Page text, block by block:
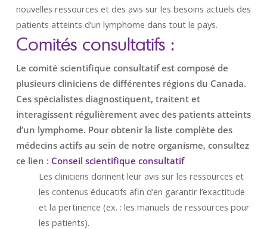
nouvelles ressources et des avis sur les besoins actuels des
patients atteints d’un lymphome dans tout le pays.
Comités consultatifs :
Le comité scientifique consultatif est composé de
plusieurs cliniciens de différentes régions du Canada.
Ces spécialistes diagnostiquent, traitent et
interagissent régulièrement avec des patients atteints
d’un lymphome. Pour obtenir la liste complète des
médecins actifs au sein de notre organisme, consultez
ce lien : Conseil scientifique consultatif
Les cliniciens donnent leur avis sur les ressources et
les contenus éducatifs afin d’en garantir l’exactitude
et la pertinence (ex. : les manuels de ressources pour
les patients).